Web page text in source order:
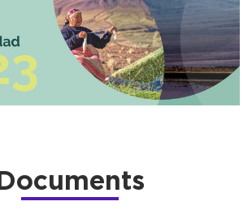
Documents